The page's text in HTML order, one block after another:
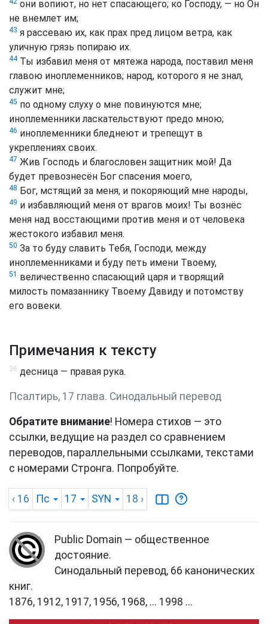
они вопиют, но нет спасающего; ко Господу, — но Он
не внемлет им;
43 я рассеваю их, как прах пред лицом ветра, как
уличную грязь попираю их.
44Ты избавил меня от мятежа народа, поставил меня
главою иноплеменников; народ, которого я не знал,
служит мне;
45 по одному слуху о мне повинуются мне;
иноплеменники ласкательствуют предо мною;
46 иноплеменники бледнеют и трепещут в
укреплениях своих.
47 Жив Господь и благословен защитник мой! Да
будет превознесён Бог спасения моего,
48 Бог, мстящий за меня, и покоряющий мне народы,
49 и избавляющий меня от врагов моих! Ты вознёс
меня над восстающими против меня и от человека
жестокого избавил меня.
50 За то буду славить Тебя, Господи, между
иноплеменниками и буду петь имени Твоему,
51 величественно спасающий царя и творящий
милость помазаннику Твоему Давиду и потомству
его вовеки.
Примечания к тексту
36 десница — правая рука.
Псалтирь, 17 глава. Синодальный перевод
Обратите внимание! Номера стихов — это
ссылки, ведущие на раздел со сравнением
переводов, параллельными ссылками, текстами
с номерами Стронга. Попробуйте.
‹ 16 Пс 17 SYN 18 ›
Public Domain — общественное
достояние.
Синодальный перевод, 66 канонических
книг.
1876, 1912, 1917, 1956, 1968, ... 1998 ...